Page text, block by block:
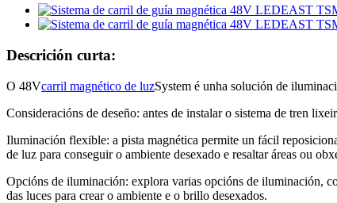
Descrición curta:
O 48Vcarril magnético de luzSystem é unha solución de
Consideracións de deseño: antes de instalar o sistema de tren
Iluminación flexible: a pista magnética permite un fácil
de luz para conseguir o ambiente desexado e resaltar áreas ou
Opcións de iluminación: explora varias opcións de iluminación,
das luces para crear o ambiente e o brillo desexados.